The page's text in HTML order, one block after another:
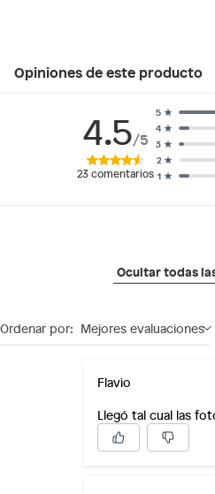
Opiniones de este producto
4.5/5
23 comentarios 1
2
3
4
5
Ocultar todas
Ordenar por: Mejores evaluaciones
Flavio
Llegó tal cual las